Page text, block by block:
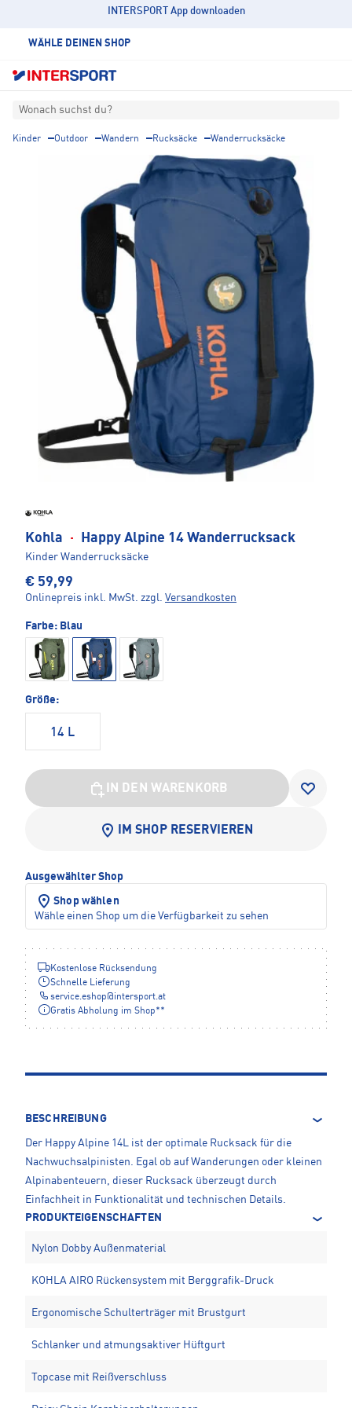
INTERSPORT App downloaden
WÄHLE DEINEN SHOP
Wonach suchst du?
Kinder Outdoor Wandern Rucksäcke Wanderrucksäcke
Kohla · Happy Alpine 14 Wanderrucksack
Kinder Wanderrucksäcke
€ 59,99
Onlinepreis inkl. MwSt. zzgl. Versandkosten
Farbe: Blau
Größe:
14 L
IN DEN WARENKORB
IM SHOP RESERVIEREN
Ausgewählter Shop
Shop wählen
Wähle einen Shop um die Verfügbarkeit zu sehen
Kostenlose Rücksendung
Schnelle Lieferung
service.eshop@intersport.at
Gratis Abholung im Shop**
BESCHREIBUNG
Der Happy Alpine 14L ist der optimale Rucksack für die
Nachwuchsalpinisten. Egal ob auf Wanderungen oder kleinen
Alpinabenteuern, dieser Rucksack überzeugt durch
Einfachheit in Funktionalität und technischen Details.
PRODUKTEIGENSCHAFTEN
Nylon Dobby Außenmaterial
KOHLA AIRO Rückensystem mit Berggrafik-Druck
Ergonomische Schulterträger mit Brustgurt
Schlanker und atmungsaktiver Hüftgurt
Topcase mit Reißverschluss